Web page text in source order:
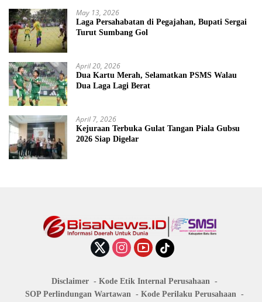
May 13, 2026
Laga Persahabatan di Pegajahan, Bupati Sergai
Turut Sumbang Gol
April 20, 2026
Dua Kartu Merah, Selamatkan PSMS Walau
Dua Laga Lagi Berat
April 7, 2026
Kejuraan Terbuka Gulat Tangan Piala Gubsu
2026 Siap Digelar
Disclaimer
Kode Etik Internal Perusahaan
SOP Perlindungan Wartawan
Kode Perilaku Perusahaan